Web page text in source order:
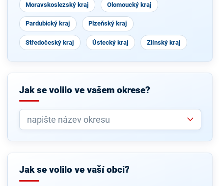
Moravskoslezský kraj Olomoucký kraj
Pardubický kraj Plzeňský kraj
Středočeský kraj Ústecký kraj Zlínský kraj
Jak se volilo ve vašem okrese?
Jak se volilo ve vaší obci?